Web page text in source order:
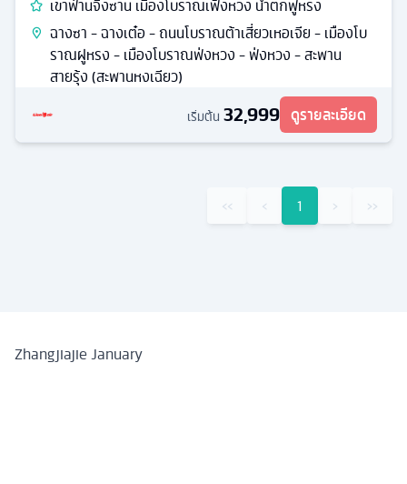
เขาฟ่านจิ้งซาน เมืองโบราณเฟิ่งหวง น้ำตกฟูหรง
ฉางซา - ฉางเต๋อ - ถนนโบราณต้าเสี่ยวเหอเจีย - เมืองโบ
ราณฝูหรง - เมืองโบราณฟ่งหวง - ฟ่งหวง - สะพาน
สายรุ้ง (สะพานหงเฉียว)
เริ่มต้น 32,999 ดูรายละเอียด
‹‹ ‹ 1 › ››
Zhangjiajie January